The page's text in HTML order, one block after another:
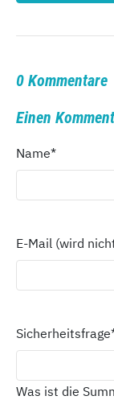
0 Kommentare
Einen
Name*
E-Mail (wird
Sicherheitsfrage
Was ist die